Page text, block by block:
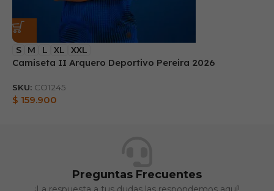
S M L XL XXL
Camiseta II Arquero Deportivo Pereira 2026
SKU: CO1245
$ 159.900
Preguntas Frecuentes